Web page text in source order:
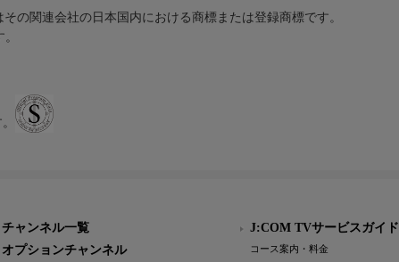
の関連会社の日本国内における商標または登録商標です。
チャンネル一覧
オプションチャンネル
J:COM TVサービスガイド
コース案内・料金